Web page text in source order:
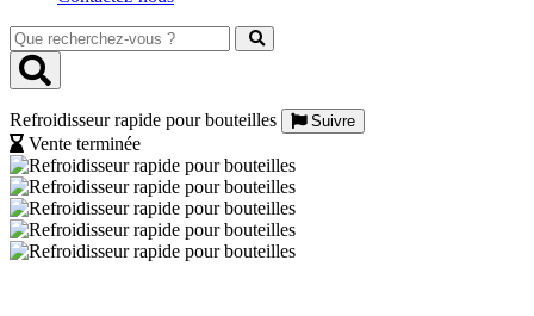
Que
recherchez-
vous
Refroidisseur rapide pour bouteilles
Suivre
Vente terminée